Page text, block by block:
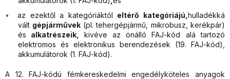
az ezektől a kategóriáktól eltérő kategóriájú,hulladékká
vált gépjárművek (pl. tehergépjármű, mikrobusz, kerékpár)
és alkatrészeik, kivéve az önálló FAJ-kód alá tartozó
elektromos és elektronikus berendezések (19. FAJ-kód),
akkumulátorok (1. FAJ-kód).
A 12. FAJ-kódú fémkereskedelmi engedélyköteles anyagok